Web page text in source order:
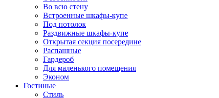
Во всю стену
Встроенные шкафы-купе
Под потолок
Раздвижные шкафы-купе
Открытая секция посередине
Распашные
Гардероб
Для маленького помещения
Эконом
Гостиные
Стиль